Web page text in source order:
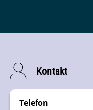
Kontakt
Telefon